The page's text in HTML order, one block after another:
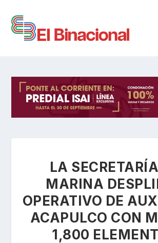
LA
MARINA
OPERATIVO DE
ACAPULCO CON
1,800